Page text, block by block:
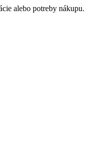
alebo potreby nákupu.